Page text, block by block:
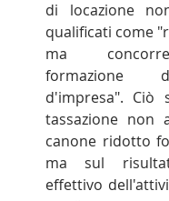
di locazione
qualificati come
ma
formazione
d'impresa". Ciò
tassazione non
canone ridotto
ma sul
effettivo